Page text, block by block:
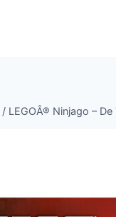
/ LEGOÂ® Ninjago –